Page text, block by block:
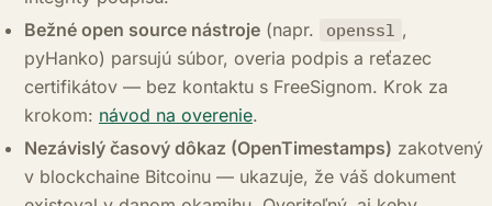
Bežné open source nástroje (napr. openssl ,
pyHanko) parsujú súbor, overia podpis a reťazec
certifikátov — bez kontaktu s FreeSignom. Krok za
krokom: návod na overenie.
Nezávislý časový dôkaz (OpenTimestamps) zakotvený
v blockchaine Bitcoinu — ukazuje, že váš dokument